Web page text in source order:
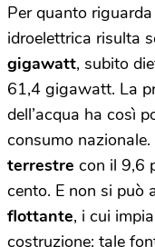
Per quanto
idroelettrica risulta
gigawatt, subito
61,4 gigawatt. La
dell’acqua ha così
consumo
terrestre con il 9,6
cento. E non si può
flottante, i cui
costruzione: tale